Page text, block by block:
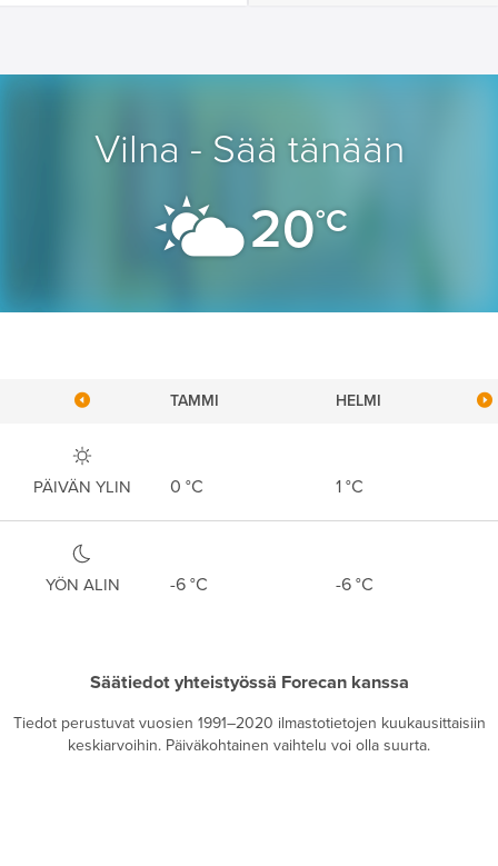
Vilna - Sää tänään
20°C
TAMMI HELMI
PÄIVÄN YLIN 0 °C 1 °C
YÖN ALIN -6 °C -6 °C
Säätiedot yhteistyössä Forecan kanssa
Tiedot perustuvat vuosien 1991–2020 ilmastotietojen kuukausittaisiin
keskiarvoihin. Päiväkohtainen vaihtelu voi olla suurta.